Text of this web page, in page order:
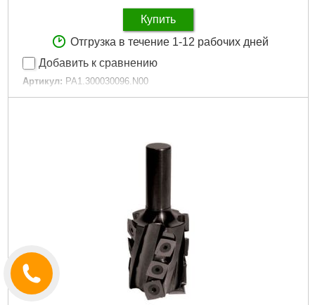
Купить
Отгрузка в течение 1-12 рабочих дней
Добавить к сравнению
Артикул: PA1.300030096.N00
Код товара: 29.84.62
Внутрішній діаметр пильного диска:
Тип заточки зубів/Кут нахилу задньої поверхні пильного
350x350x10 мм
Вес брутто:
Подробнее...